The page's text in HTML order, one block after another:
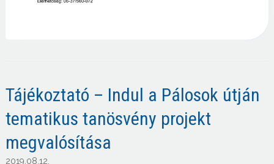
Tájékoztató – Indul a Pálosok útján
tematikus tanösvény projekt
megvalósítása
2019.08.12.